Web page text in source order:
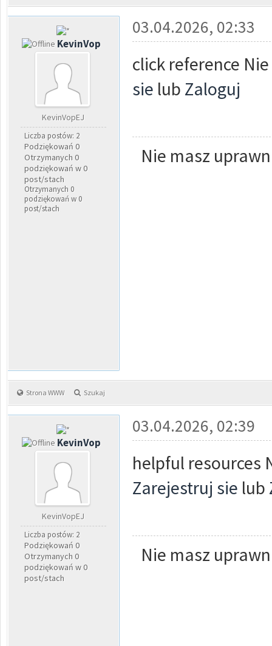
KevinVop
KevinVopEJ
Liczba postów: 2
Podziękowań 0
Otrzymanych 0
podziękowań w 0
post/stach
Otrzymanych 0
podziękowań w 0
post/stach
03.04.2026, 02:33
click reference
sie lub Zaloguj
Nie masz
Strona WWW Szukaj
KevinVop
KevinVopEJ
Liczba postów: 2
Podziękowań 0
Otrzymanych 0
podziękowań w 0
post/stach
03.04.2026, 02:39
helpful resources
Zarejestruj sie lub
Nie masz